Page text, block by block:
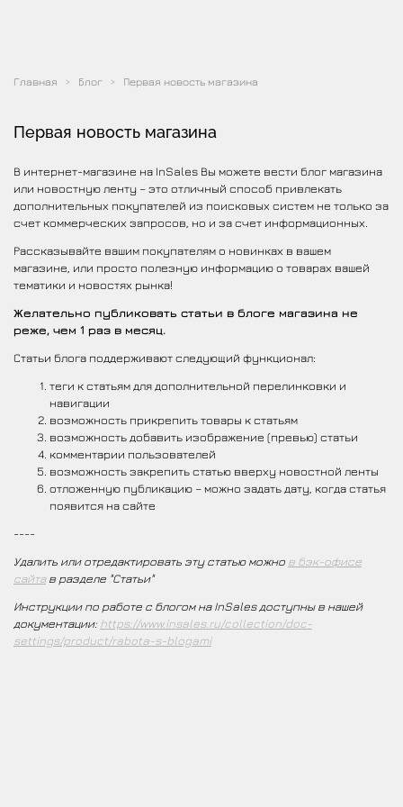
Главная Блог Первая новость магазина
Первая новость магазина
В интернет-магазине на InSales Вы можете вести блог магазина
или новостную ленту – это отличный способ привлекать
дополнительных покупателей из поисковых систем не только за
счет коммерческих запросов, но и за счет информационных.
Рассказывайте вашим покупателям о новинках в вашем
магазине, или просто полезную информацию о товарах вашей
тематики и новостях рынка!
Желательно публиковать статьи в блоге магазина не
реже, чем 1 раз в месяц.
Статьи блога поддерживают следующий функционал:
теги к статьям для дополнительной перелинковки и
навигации
возможность прикрепить товары к статьям
возможность добавить изображение (превью) статьи
комментарии пользователей
возможность закрепить статью вверху новостной ленты
отложенную публикацию – можно задать дату, когда статья
появится на сайте
----
Удалить или отредактировать эту статью можно в бэк-офисе
сайтав разделе "Статьи"
Инструкции по работе с блогом на InSales доступны в нашей
документации: https://www.insales.ru/collection/doc-
settings/product/rabota-s-blogami